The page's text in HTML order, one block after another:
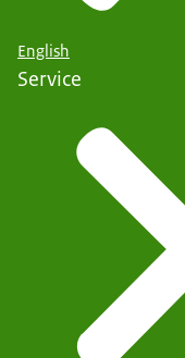
English
Service